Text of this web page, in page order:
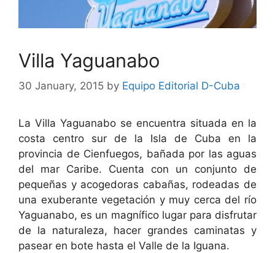
Villa Yaguanabo
30 January, 2015 by Equipo Editorial D-Cuba
La Villa Yaguanabo se encuentra situada en la
costa centro sur de la Isla de Cuba en la
provincia de Cienfuegos, bañada por las aguas
del mar Caribe. Cuenta con un conjunto de
pequeñas y acogedoras cabañas, rodeadas de
una exuberante vegetación y muy cerca del río
Yaguanabo, es un magnífico lugar para disfrutar
de la naturaleza, hacer grandes caminatas y
pasear en bote hasta el Valle de la Iguana.